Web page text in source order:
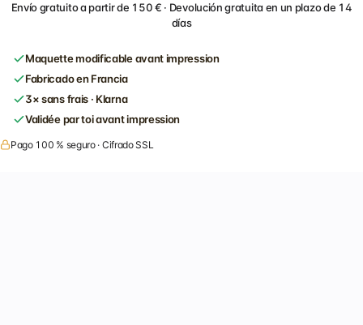
Envío gratuito a partir de 150 € · Devolución gratuita en un plazo de 14
días
Maquette modificable avant impression
Fabricado en Francia
3× sans frais · Klarna
Validée par toi avant impression
Pago 100 % seguro · Cifrado SSL